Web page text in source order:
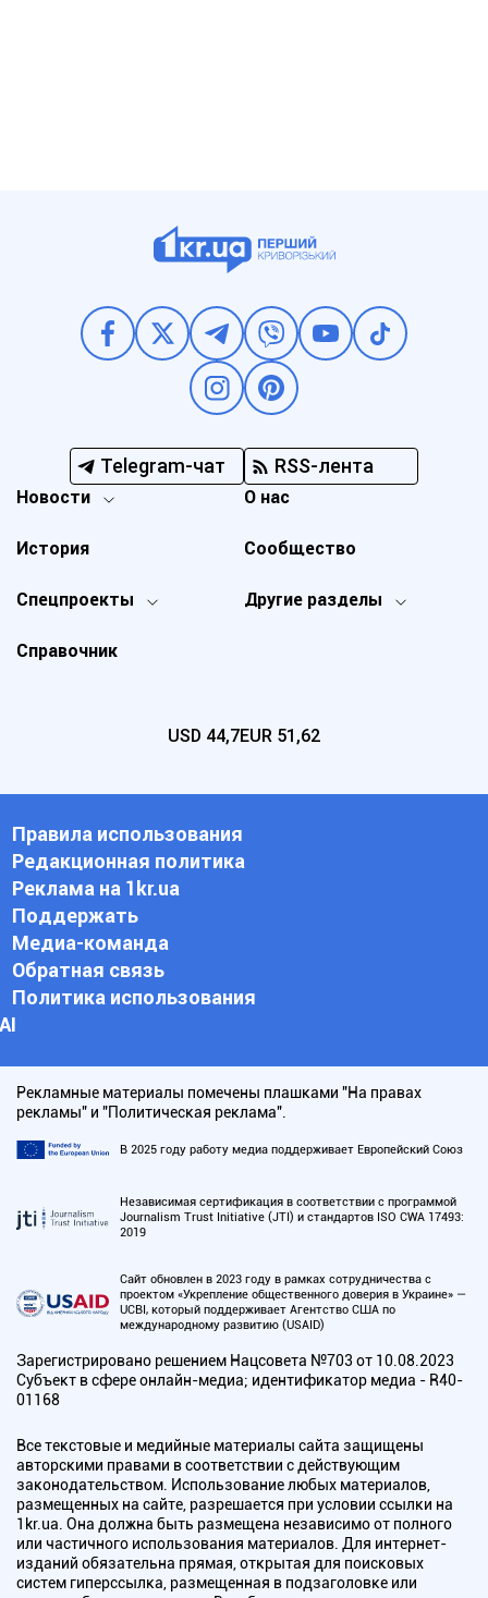
Telegram-чат RSS-лента
Новости
Спецпроекты Другие разделы
История
О нас
Справочник
Сообщество
USD 44,7EUR 51,62
Правила использования
Редакционная политика
Реклама на 1kr.ua
Поддержать
Медиа-команда
Обратная связь
Политика использования
АI
Рекламные материалы помечены плашками "На правах
рекламы" и "Политическая реклама".
В 2025 году работу медиа поддерживает Европейский Союз
Независимая сертификация в соответствии с программой
Journalism Trust Initiative (JTI) и стандартов ISO CWA 17493:
2019
Сайт обновлен в 2023 году в рамках сотрудничества с
проектом «Укрепление общественного доверия в Украине» —
UCBI, который поддерживает Агентство США по
международному развитию (USAID)
Зарегистрировано решением Нацсовета №703 от 10.08.2023
Субъект в сфере онлайн-медиа; идентификатор медиа - R40-
01168
Все текстовые и медийные материалы сайта защищены
авторскими правами в соответствии с действующим
законодательством. Использование любых материалов,
размещенных на сайте, разрешается при условии ссылки на
1kr.ua. Она должна быть размещена независимо от полного
или частичного использования материалов. Для интернет-
изданий обязательна прямая, открытая для поисковых
систем гиперссылка, размещенная в подзаголовке или